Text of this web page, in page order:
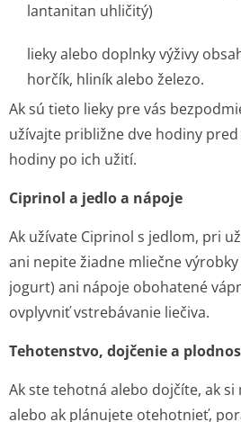
lantanitan uhličitý)
lieky alebo doplnky výživy
horčík, hliník alebo železo.
Ak sú tieto lieky pre vás
užívajte približne dve hodiny
hodiny po ich užití.
Ciprinol a jedlo a nápoje
Ak užívate Ciprinol s jedlom, pri
ani nepite žiadne mliečne
jogurt) ani nápoje obohatené
ovplyvniť vstrebávanie liečiva.
Tehotenstvo, dojčenie a
Ak ste tehotná alebo dojčíte, ak
alebo ak plánujete otehotnieť,